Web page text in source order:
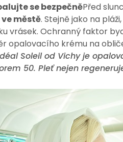
se bezpečněPřed
městě. Stejně jako na
vrásek. Ochranný faktor
opalovacího krému na
Soleil od Vichy je
50. Pleť nejen